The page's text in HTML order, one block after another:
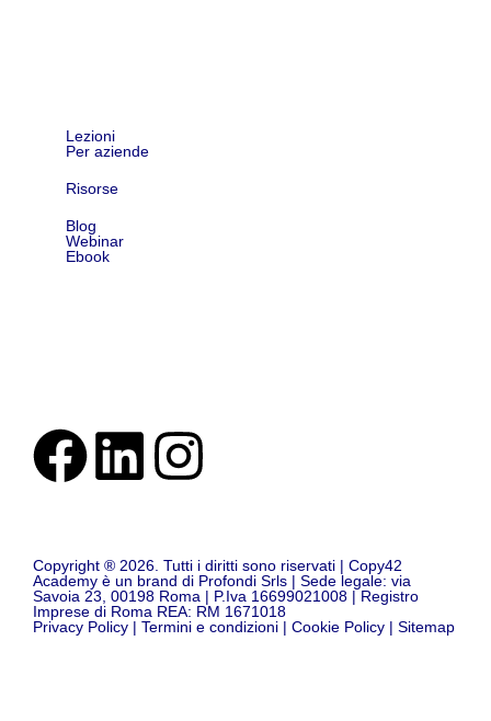
Lezioni
Per aziende
Risorse
Blog
Webinar
Ebook
Copyright ® 2026. Tutti i diritti sono riservati | Copy42
Academy è un brand di Profondi Srls | Sede legale: via
Savoia 23, 00198 Roma | P.Iva 16699021008 | Registro
Imprese di Roma REA: RM 1671018
Privacy Policy | Termini e condizioni | Cookie Policy | Sitemap